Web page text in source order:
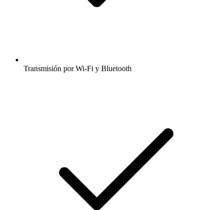
Transmisión por Wi-Fi y Bluetooth